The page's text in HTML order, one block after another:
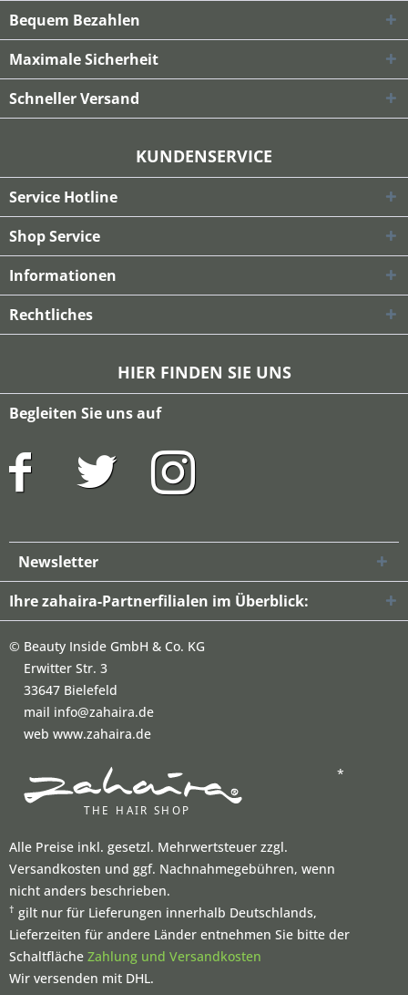
Bequem Bezahlen
Maximale Sicherheit
Schneller Versand
KUNDENSERVICE
Service Hotline
Shop Service
Informationen
Rechtliches
HIER FINDEN SIE UNS
Begleiten Sie uns auf
Newsletter
Ihre zahaira-Partnerfilialen im Überblick:
© Beauty Inside GmbH & Co. KG
Erwitter Str. 3
33647 Bielefeld
mail info@zahaira.de
web www.zahaira.de
*
Alle Preise inkl. gesetzl. Mehrwertsteuer zzgl.
Versandkosten und ggf. Nachnahmegebühren, wenn
nicht anders beschrieben.
† gilt nur für Lieferungen innerhalb Deutschlands,
Lieferzeiten für andere Länder entnehmen Sie bitte der
Schaltfläche Zahlung und Versandkosten
Wir versenden mit DHL.